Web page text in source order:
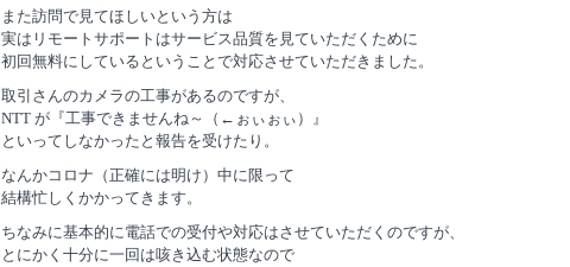
また訪問で見てほしいという方は
実はリモートサポートはサービス品質を見ていただくために
初回無料にしているということで対応させていただきました。
取引さんのカメラの工事があるのですが、
NTT が『工事できませんね～（←ぉぃぉぃ）』
といってしなかったと報告を受けたり。
なんかコロナ（正確には明け）中に限って
結構忙しくかかってきます。
ちなみに基本的に電話での受付や対応はさせていただくのですが、
とにかく十分に一回は咳き込む状態なので